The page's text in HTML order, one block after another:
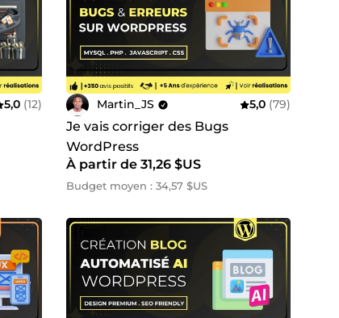
5,0 (12) Martin_JS 5,0 (79)
Je vais corriger des Bugs
WordPress
À partir de 31,26 $US
Budget moyen : 34,57 $US